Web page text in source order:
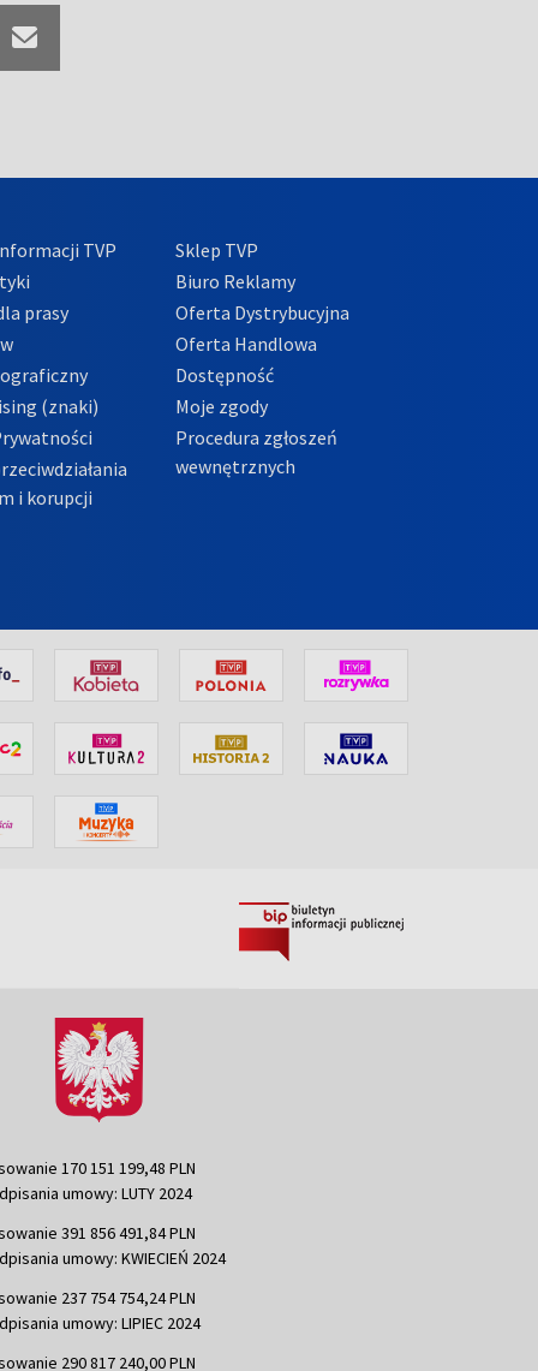
TVP
prasy
(znaki)
i korupcji
Sklep TVP
Biuro Reklamy
Oferta Dystrybucyjna
Oferta Handlowa
Dostępność
Moje zgody
Procedura zgłoszeń
wewnętrznych
170 151 199,48 PLN
umowy: LUTY 2024
391 856 491,84 PLN
umowy: KWIECIEŃ 2024
237 754 754,24 PLN
umowy: LIPIEC 2024
290 817 240,00 PLN